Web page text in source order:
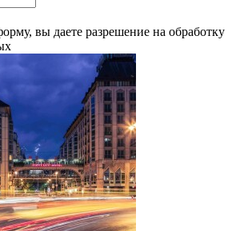
вы даете разрешение на обработку